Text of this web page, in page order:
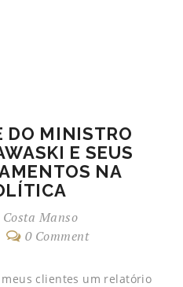
DO MINISTRO
E SEUS
NA
Costa Manso
0 Comment
meus clientes um relatório